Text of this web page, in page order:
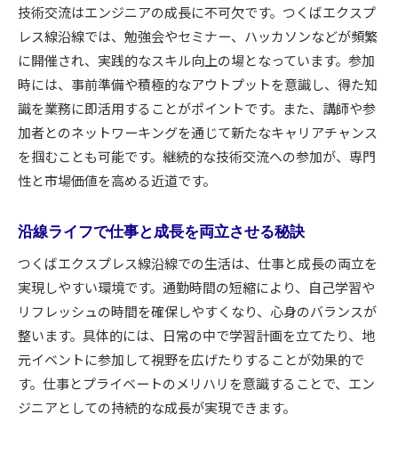
未来志向のキャリア構築を沿線で叶える方法
エンジニアが選ぶ未来型キャリア設計法
沿線の成長産業と連携するキャリア形成
地域資源を活かした新しい働き方の提案
エンジニアとしての長期的成長戦略
沿線ネットワークが広げる可能性と挑戦
変化に強いキャリアを築くための実践法
技術交流はエンジニアの成長に不可欠です。つくばエクスプ
レス線沿線では、勉強会やセミナー、ハッカソンなどが頻繁
に開催され、実践的なスキル向上の場となっています。参加
時には、事前準備や積極的なアウトプットを意識し、得た知
識を業務に即活用することがポイントです。また、講師や参
加者とのネットワーキングを通じて新たなキャリアチャンス
を掴むことも可能です。継続的な技術交流への参加が、専門
性と市場価値を高める近道です。
沿線ライフで仕事と成長を両立させる秘訣
つくばエクスプレス線沿線での生活は、仕事と成長の両立を
実現しやすい環境です。通勤時間の短縮により、自己学習や
リフレッシュの時間を確保しやすくなり、心身のバランスが
整います。具体的には、日常の中で学習計画を立てたり、地
元イベントに参加して視野を広げたりすることが効果的で
す。仕事とプライベートのメリハリを意識することで、エン
ジニアとしての持続的な成長が実現できます。